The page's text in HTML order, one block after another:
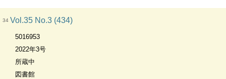
34 Vol.35 No.3 (434)
5016953
2022年3号
所蔵中
図書館